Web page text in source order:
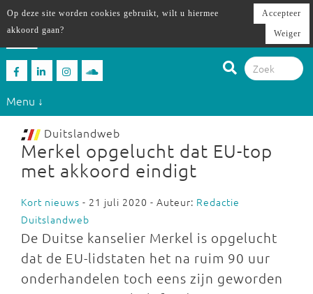
Menu ↓
Duitslandweb
Merkel opgelucht dat EU-top
met akkoord eindigt
Kort nieuws - 21 juli 2020 - Auteur: Redactie
Duitslandweb
De Duitse kanselier Merkel is opgelucht
dat de EU-lidstaten het na ruim 90 uur
onderhandelen toch eens zijn geworden
Op deze site worden cookies gebruikt, wilt u hiermee
akkoord gaan?
Accepteer
Weiger